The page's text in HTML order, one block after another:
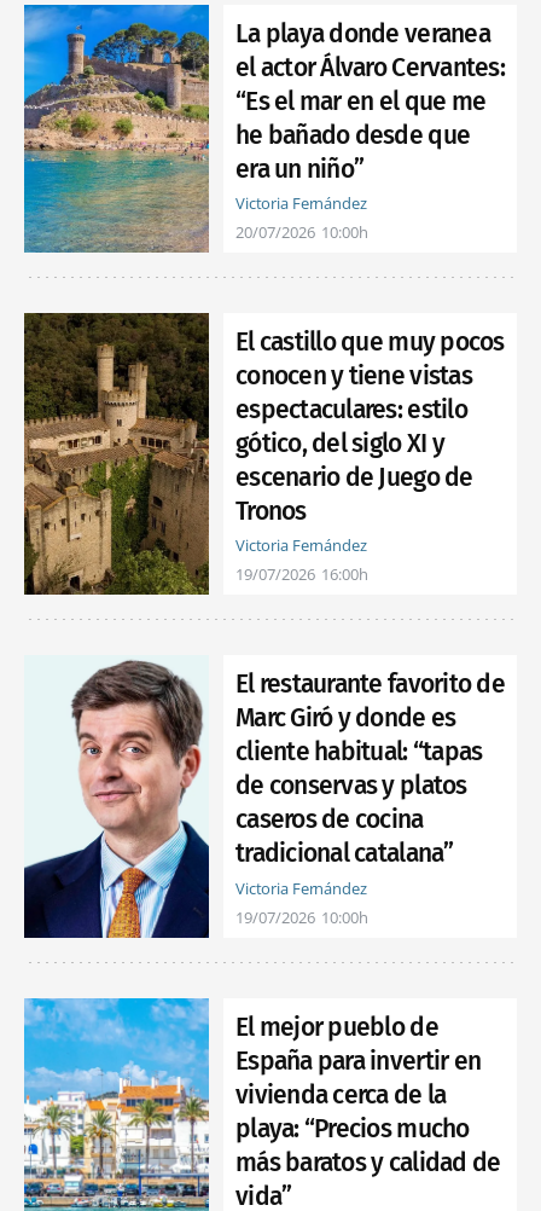
La playa donde veranea
el actor Álvaro Cervantes:
“Es el mar en el que me
he bañado desde que
era un niño”
Victoria Fernández
20/07/2026 10:00h
El castillo que muy pocos
conocen y tiene vistas
espectaculares: estilo
gótico, del siglo XI y
escenario de Juego de
Tronos
Victoria Fernández
19/07/2026 16:00h
El restaurante favorito de
Marc Giró y donde es
cliente habitual: “tapas
de conservas y platos
caseros de cocina
tradicional catalana”
Victoria Fernández
19/07/2026 10:00h
El mejor pueblo de
España para invertir en
vivienda cerca de la
playa: “Precios mucho
más baratos y calidad de
vida”